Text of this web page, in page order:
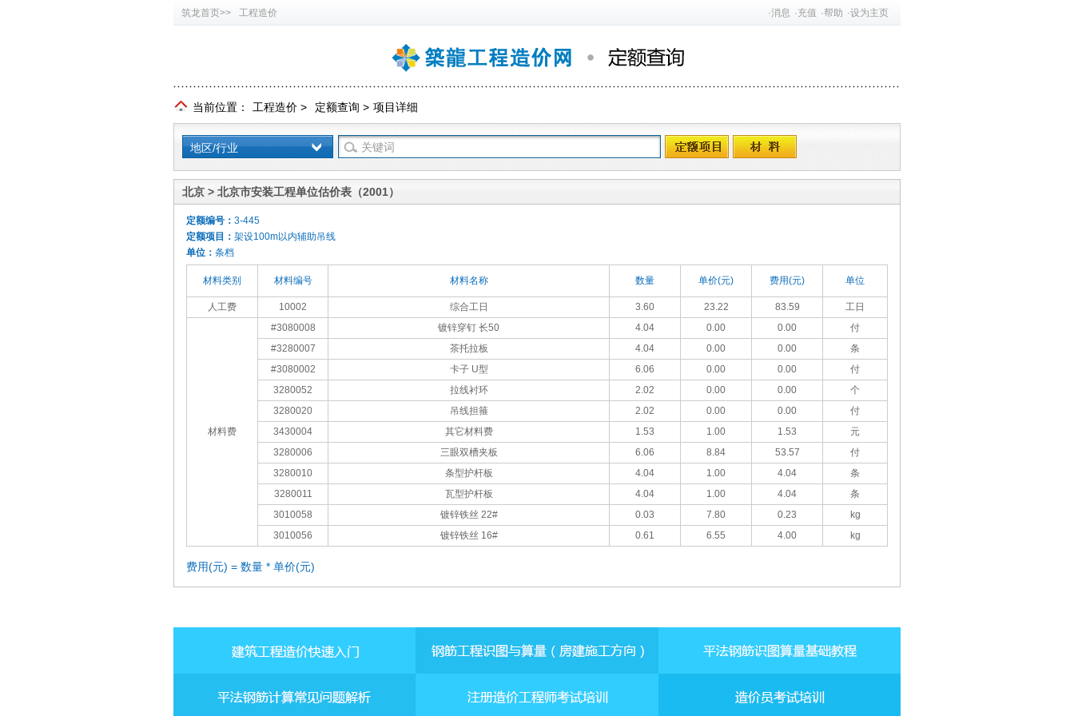
筑龙首页>> 工程造价 ·消息 ·充值 ·帮助 ·设为主页
当前位置： 工程造价 > 定额查询 > 项目详细
地区/行业
北京 > 北京市安装工程单位估价表（2001）
定额编号： 3-445
定额项目： 架设100m以内辅助吊线
单位： 条档
材料类别 材料编号 材料名称 数量 单价(元) 费用(元) 单位
人工费 10002 综合工日 3.60 23.22 83.59 工日
材料费
#3080008 镀锌穿钉 长50 4.04 0.00 0.00
付
#3280007
茶托拉板 4.04 0.00 0.00
条
#3080002
卡子 U型 6.06 0.00 0.00
付
3280052
拉线衬环 2.02 0.00 0.00
个
3280020
吊线担箍 2.02 0.00 0.00
付
3430004
其它材料费 1.53 1.00 1.53
元
3280006
三眼双槽夹板 6.06 8.84 53.57
付
3280010
条型护杆板 4.04 1.00 4.04
条
3280011
瓦型护杆板 4.04 1.00 4.04
条
3010058
镀锌铁丝 22# 0.03 7.80 0.23
kg
3010056
镀锌铁丝 16# 0.61 6.55 4.00 kg
费用(元) = 数量 * 单价(元)